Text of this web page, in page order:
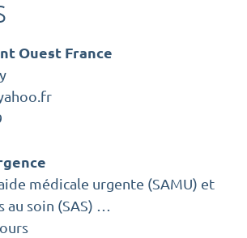
Ouest France
médicale urgente (SAMU) et
au soin (SAS) …